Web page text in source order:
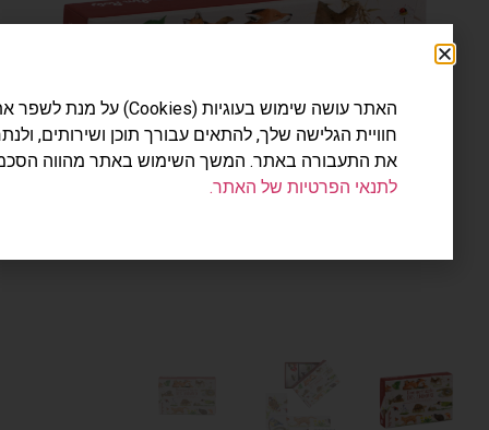
האתר עושה שימוש בעוגיות (Cookies) על מנת לשפר את
חוויית הגלישה שלך, להתאים עבורך תוכן ושירותים, ולנתח
את התעבורה באתר. המשך השימוש באתר מהווה הסכמה
לתנאי הפרטיות של האתר.